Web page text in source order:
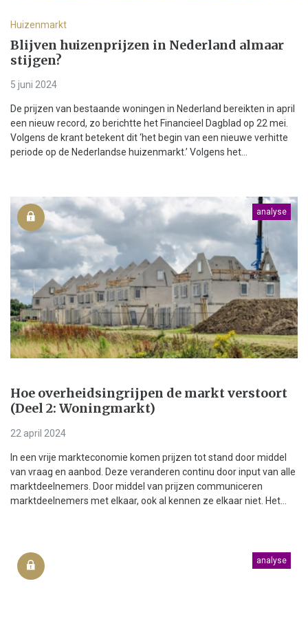
Huizenmarkt
Blijven huizenprijzen in Nederland almaar
stijgen?
5 juni 2024
De prijzen van bestaande woningen in Nederland bereikten in april
een nieuw record, zo berichtte het Financieel Dagblad op 22 mei.
Volgens de krant betekent dit ‘het begin van een nieuwe verhitte
periode op de Nederlandse huizenmarkt.’ Volgens het...
analyse
Hoe overheidsingrijpen de markt verstoort
(Deel 2: Woningmarkt)
22 april 2024
In een vrije markteconomie komen prijzen tot stand door middel
van vraag en aanbod. Deze veranderen continu door input van alle
marktdeelnemers. Door middel van prijzen communiceren
marktdeelnemers met elkaar, ook al kennen ze elkaar niet. Het...
analyse